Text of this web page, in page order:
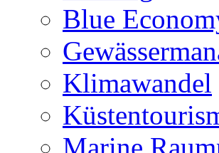
Blue
Klimawandel
Marine